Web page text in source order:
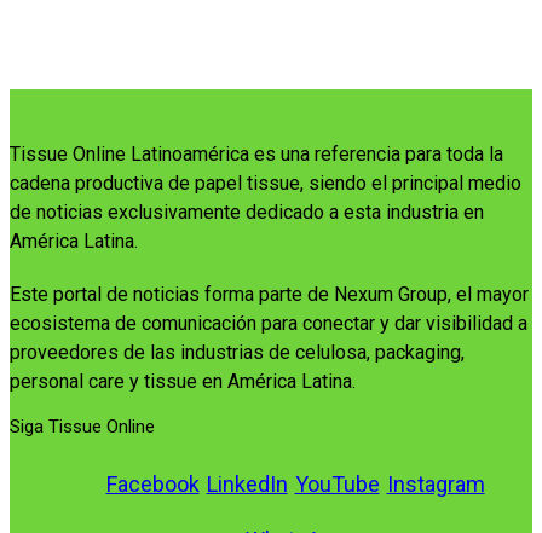
Tissue Online Latinoamérica es una referencia para toda la
cadena productiva de papel tissue, siendo el principal medio
de noticias exclusivamente dedicado a esta industria en
América Latina.
Este portal de noticias forma parte de Nexum Group, el mayor
ecosistema de comunicación para conectar y dar visibilidad a
proveedores de las industrias de celulosa, packaging,
personal care y tissue en América Latina.
Siga Tissue Online
Facebook LinkedIn YouTube Instagram